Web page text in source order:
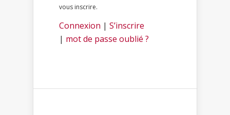
vous inscrire.
Connexion | S’inscrire
| mot de passe oublié ?